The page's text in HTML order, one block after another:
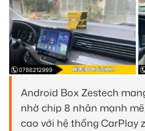
Android Box Zestech
nhờ chip 8 nhân mạnh
cao với hệ thống CarPlay